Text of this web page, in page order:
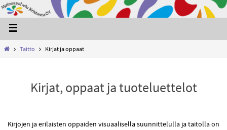
Taitto Kirjat ja oppaat
Kirjat, oppaat ja tuoteluettelot
Kirjojen ja erilaisten oppaiden visuaalisella suunnittelulla ja taitolla on